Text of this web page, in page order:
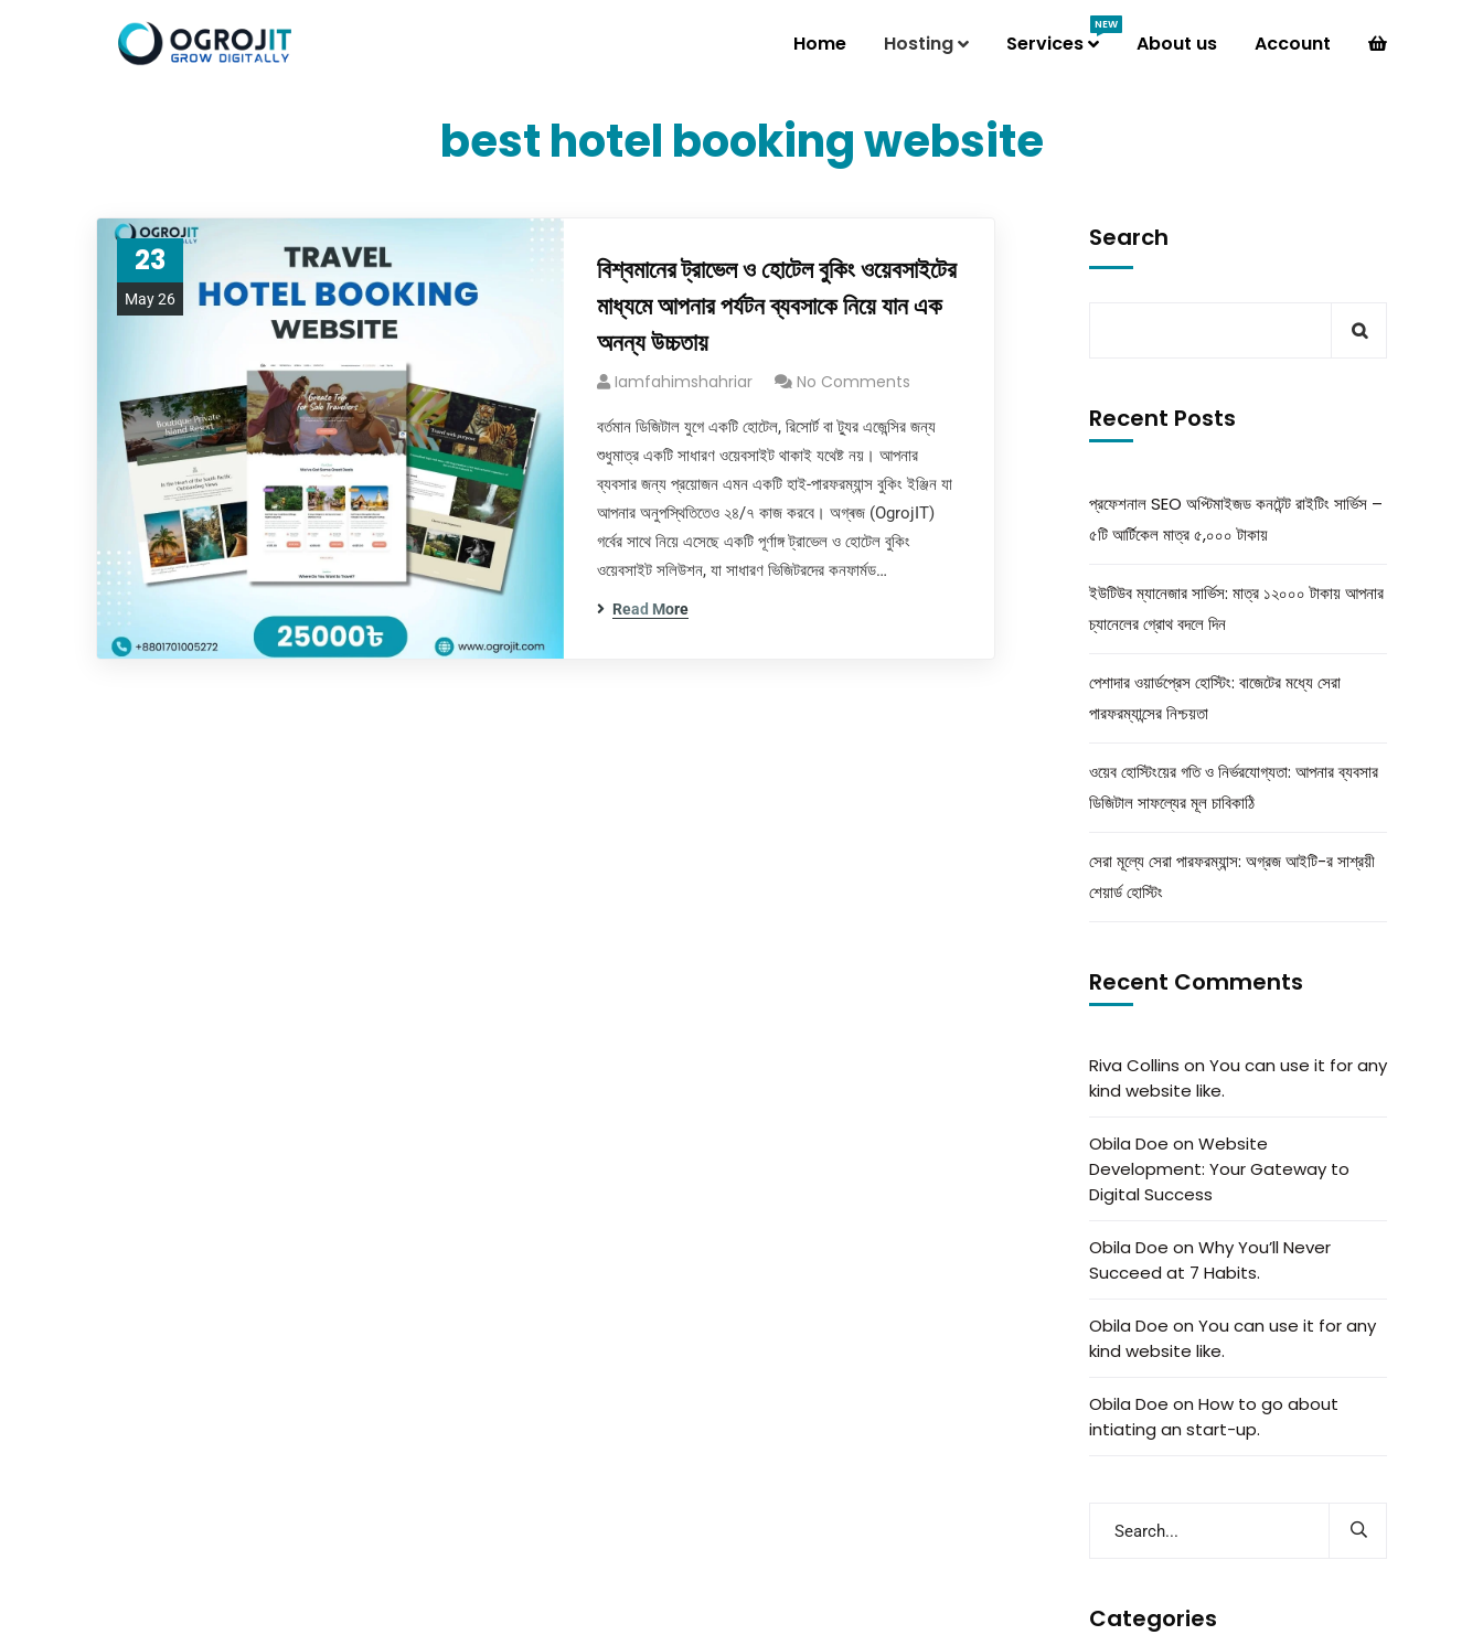
Home Hosting Services
NEW
About us Account
best hotel booking website
23
May 26
বিশ্বমানের ট্রাভেল ও হোটেল বুকিং ওয়েবসাইটের
মাধ্যমে আপনার পর্যটন ব্যবসাকে নিয়ে যান এক
অনন্য উচ্চতায়
Iamfahimshahriar No Comments
বর্তমান ডিজিটাল যুগে একটি হোটেল, রিসোর্ট বা ট্যুর এজেন্সির জন্য
শুধুমাত্র একটি সাধারণ ওয়েবসাইট থাকাই যথেষ্ট নয়। আপনার
ব্যবসার জন্য প্রয়োজন এমন একটি হাই-পারফরম্যান্স বুকিং ইঞ্জিন যা
আপনার অনুপস্থিতিতেও ২৪/৭ কাজ করবে। অগ্ৰজ (OgrojIT)
গর্বের সাথে নিয়ে এসেছে একটি পূর্ণাঙ্গ ট্রাভেল ও হোটেল বুকিং
ওয়েবসাইট সলিউশন, যা সাধারণ ভিজিটরদের কনফার্মড…
Read More
Search
Recent Posts
প্রফেশনাল SEO অপ্টিমাইজড কনটেন্ট রাইটিং সার্ভিস –
৫টি আর্টিকেল মাত্র ৫,০০০ টাকায়
ইউটিউব ম্যানেজার সার্ভিস: মাত্র ১২০০০ টাকায় আপনার
চ্যানেলের গ্রোথ বদলে দিন
পেশাদার ওয়ার্ডপ্রেস হোস্টিং: বাজেটের মধ্যে সেরা
পারফরম্যান্সের নিশ্চয়তা
ওয়েব হোস্টিংয়ের গতি ও নির্ভরযোগ্যতা: আপনার ব্যবসার
ডিজিটাল সাফল্যের মূল চাবিকাঠি
সেরা মূল্যে সেরা পারফরম্যান্স: অগ্রজ আইটি-র সাশ্রয়ী
শেয়ার্ড হোস্টিং
Recent Comments
Riva Collins on You can use it for any
kind website like.
Obila Doe on Website
Development: Your Gateway to
Digital Success
Obila Doe on Why You’ll Never
Succeed at 7 Habits.
Obila Doe on You can use it for any
kind website like.
Obila Doe on How to go about
intiating an start-up.
Categories